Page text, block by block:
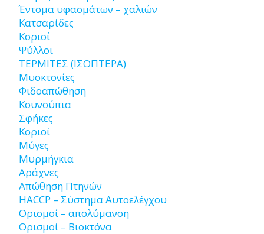
Έντομα υφασμάτων – χαλιών
Κατσαρίδες
Κοριοί
Ψύλλοι
ΤΕΡΜΙΤΕΣ (ΙΣΟΠΤΕΡΑ)
Μυοκτονίες
Φιδοαπώθηση
Κουνούπια
Σφήκες
Κοριοί
Μύγες
Μυρμήγκια
Αράχνες
Απώθηση Πτηνών
HACCP – Σύστημα Αυτοελέγχου
Ορισμοί – απολύμανση
Ορισμοί – Βιοκτόνα